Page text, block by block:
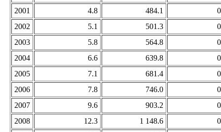
2001
4.8 484.1
2002
5.1 501.3
2003
5.8 564.8
2004
6.6 639.8
2005
7.1 681.4
2006
7.8 746.0
2007
9.6 903.2
2008
12.3 1 148.6